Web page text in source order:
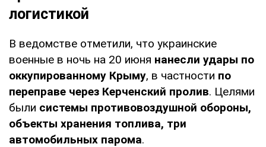
логистикой
В ведомстве отметили, что украинские
военные в ночь на 20 июня нанесли удары по
оккупированному Крыму, в частности по
переправе через Керченский пролив. Целями
были системы противовоздушной обороны,
объекты хранения топлива, три
автомобильных парома.